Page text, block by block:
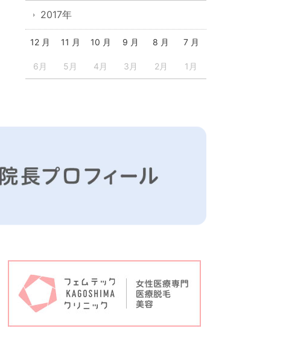
2017年
12 月 11 月 10 月 9 月 8 月 7 月
6月 5月 4月 3月 2月 1月